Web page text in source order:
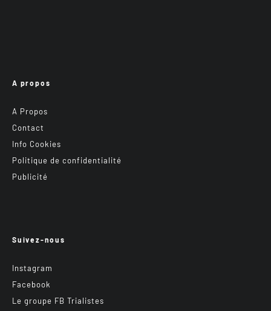
A propos
A Propos
Contact
Info Cookies
Politique de confidentialité
Publicité
Suivez-nous
Instagram
Facebook
Le groupe FB Trialistes